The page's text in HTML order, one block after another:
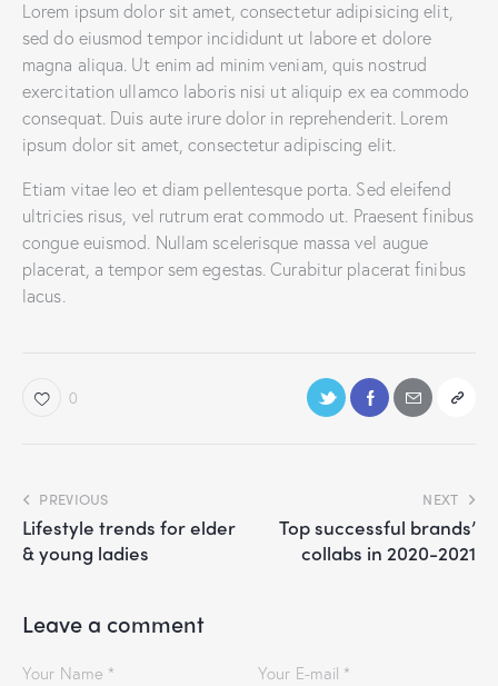
Lorem ipsum dolor sit amet, consectetur adipisicing elit,
sed do eiusmod tempor incididunt ut labore et dolore
magna aliqua. Ut enim ad minim veniam, quis nostrud
exercitation ullamco laboris nisi ut aliquip ex ea commodo
consequat. Duis aute irure dolor in reprehenderit. Lorem
ipsum dolor sit amet, consectetur adipiscing elit.
Etiam vitae leo et diam pellentesque porta. Sed eleifend
ultricies risus, vel rutrum erat commodo ut. Praesent finibus
congue euismod. Nullam scelerisque massa vel augue
placerat, a tempor sem egestas. Curabitur placerat finibus
lacus.
0
PREVIOUS
Lifestyle trends for elder
& young ladies
NEXT
Top successful brands’
collabs in 2020-2021
Leave a comment